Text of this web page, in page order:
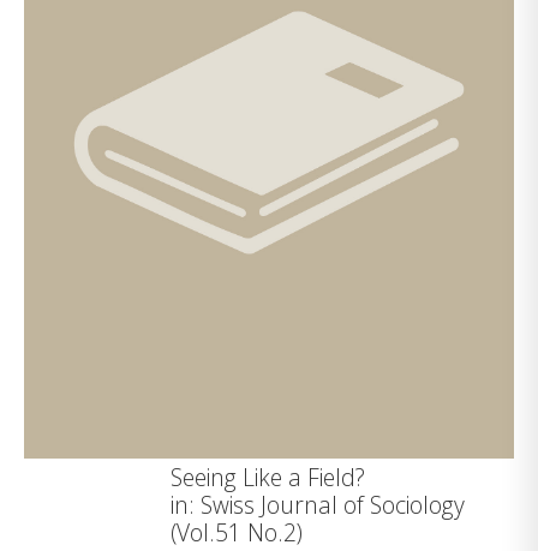
Seeing Like a Field?
in: Swiss Journal of Sociology
(Vol.51 No.2)